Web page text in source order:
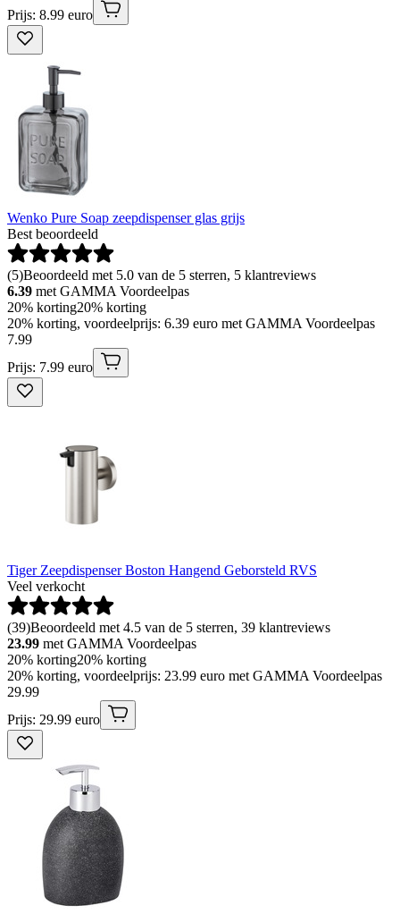
Prijs: 8.99 euro
Wenko Pure Soap zeepdispenser glas grijs
Best beoordeeld
(5)Beoordeeld met 5.0 van de 5 sterren, 5 klantreviews
6.39 met GAMMA Voordeelpas
20% korting20% korting
20% korting, voordeelprijs: 6.39 euro met GAMMA Voordeelpas
7.99
Prijs: 7.99 euro
Tiger Zeepdispenser Boston Hangend Geborsteld RVS
Veel verkocht
(39)Beoordeeld met 4.5 van de 5 sterren, 39 klantreviews
23.99 met GAMMA Voordeelpas
20% korting20% korting
20% korting, voordeelprijs: 23.99 euro met GAMMA Voordeelpas
29.99
Prijs: 29.99 euro